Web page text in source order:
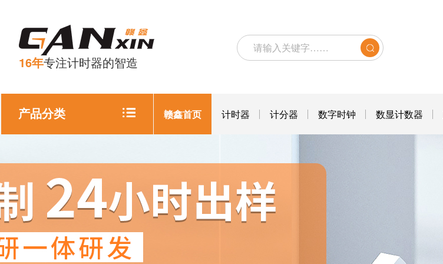
16年专注计时器的智造
产品分类 赣鑫首页 计时器 计分器 数字时钟 数显计数器